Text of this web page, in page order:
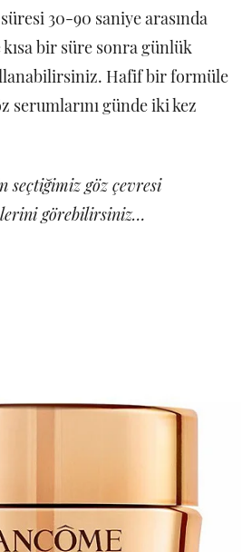
30-90 saniye arasında
bir süre sonra günlük
Hafif bir formüle
serumlarını günde iki kez
seçtiğimiz göz çevresi
görebilirsiniz…